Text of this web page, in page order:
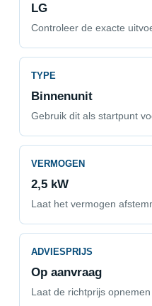
LG
Controleer de exacte
TYPE
Binnenunit
Gebruik dit als startpunt
VERMOGEN
2,5 kW
Laat het vermogen
ADVIESPRIJS
Op aanvraag
Laat de richtprijs